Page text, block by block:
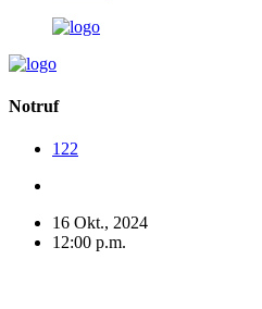
Notruf
122
16 Okt., 2024
12:00 p.m.